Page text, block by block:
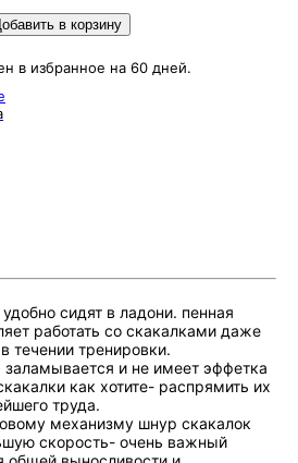
в избранное на 60 дней.
сидят в ладони. пенная
работать со скакалками даже
течении тренировки.
и не имеет эффетка
как хотите- распрямить их
труда.
механизму шнур скакалок
скорость- очень важный